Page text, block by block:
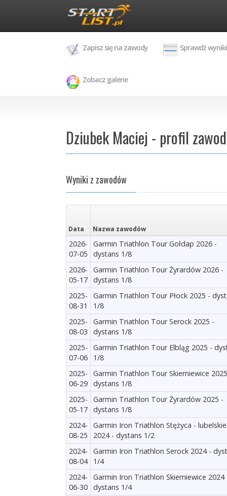
Zapisz się na zawody Sprawdź wyniki
Zobacz galerie
Dziubek Maciej - profil
Wyniki z zawodów
Data Nazwa zawodów
2026-
07-05
Garmin Triathlon Tour Gołdap 2026 -
dystans 1/8
2026-
05-17
Garmin Triathlon Tour Żyrardów 2026 -
dystans 1/8
2025-
08-31
Garmin Triathlon Tour Płock 2025 -
1/8
2025-
08-03
Garmin Triathlon Tour Serock 2025 -
dystans 1/8
2025-
07-06
Garmin Triathlon Tour Elbląg 2025 -
1/8
2025-
06-29
Garmin Triathlon Tour Skierniewice
dystans 1/8
2025-
05-17
Garmin Triathlon Tour Żyrardów 2025 -
dystans 1/8
2024-
08-25
Garmin Iron Triathlon Stężyca - lubelskie
2024 - dystans 1/2
2024-
08-04
Garmin Iron Triathlon Serock 2024 -
1/4
2024-
06-30
Garmin Iron Triathlon Skierniewice 2024
dystans 1/4